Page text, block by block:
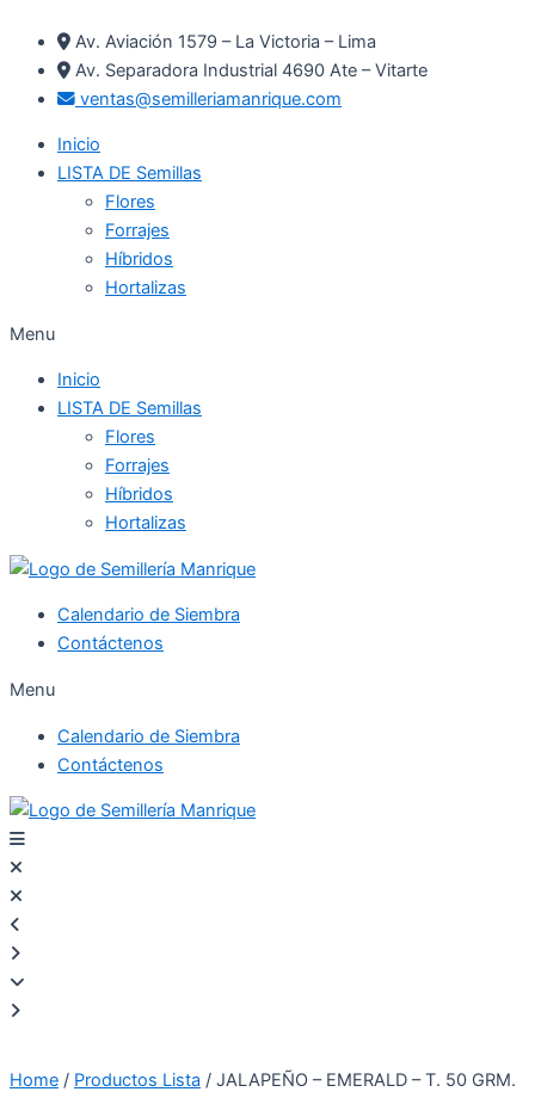
contenido
Av. Aviación 1579 – La Victoria – Lima
Av. Separadora Industrial 4690 Ate – Vitarte
ventas@semilleriamanrique.com
Inicio
LISTA DE Semillas
Flores
Forrajes
Híbridos
Hortalizas
Menu
Inicio
LISTA DE Semillas
Flores
Forrajes
Híbridos
Hortalizas
Calendario de Siembra
Contáctenos
Menu
Calendario de Siembra
Contáctenos
Home / Productos Lista / JALAPEÑO – EMERALD – T. 50 GRM.